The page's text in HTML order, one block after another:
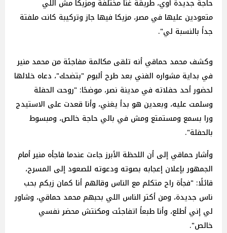
حاجة جديدة أوي، طريقة غنا مختلفة ومزيكا مش اللي
متعودين عليها في مصر، مزيكا فيها جاز وتركيبة كانت ملفتة
جداً بالنسبة لي".
وكشف محمد حماقي أنه تلقى مكالمة مفاجئة من محمد منير
في بداية مشواره الفني بعد طرح ألبوم "بتضحك"، دعاه خلالها
لحضور أحد حفلاته في مدينة نصر، موضحًا: "روحت الحفلة
وسلمت عليه، وبعدين هو بدأ يغني، وأنا قعدت على الاستيدج
ورا بسمع ومستمتع ومش في بالي حاجة خالص، ومبسوط
بالحفلة".
وأشار حماقي إلى أن اللحظة الأبرز جاءت عندما فاجأه منير أمام
الجمهور بإعلان إعجابه بصوته ودعوته للصعود إلى المسرح،
قائلًا: "فجأة راح متكلم مع الناس وقالهم أنا كمان زيكم بحب
ناس جديدة، ومن أكتر الناس اللي بحبهم محمد حماقي، وشاور
لي إني أطلع، وأنا طبعاً اتفاجئت ومكنتش محضر نفسي
خالص".